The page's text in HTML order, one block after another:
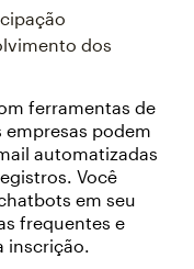
dos
ferramentas de
podem
automatizadas
Você
em seu
frequentes e
inscrição.